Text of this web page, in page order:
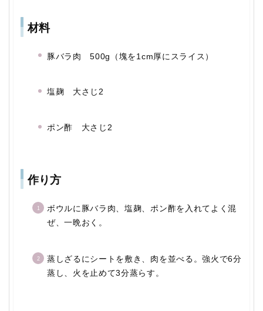
材料
豚バラ肉 500g（塊を1cm厚にスライス）
塩麹 大さじ2
ポン酢 大さじ2
作り方
ボウルに豚バラ肉、塩麹、ポン酢を入れてよく混
ぜ、一晩おく。
蒸しざるにシートを敷き、肉を並べる。強火で6分
蒸し、火を止めて3分蒸らす。